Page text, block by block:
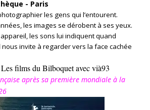
- Paris
les gens qui l’entourent.
les images se dérobent à ses yeux.
les sons lui indiquent quand
nous invite à regarder vers la face cachée
films du Bilboquet avec vià93
après sa première mondiale à la